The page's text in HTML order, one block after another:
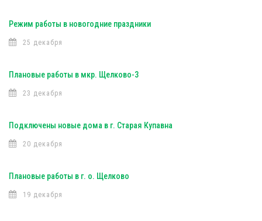
Режим работы в новогодние праздники
25 декабря
Плановые работы в мкр. Щелково-3
23 декабря
Подключены новые дома в г. Старая Купавна
20 декабря
Плановые работы в г. о. Щелково
19 декабря